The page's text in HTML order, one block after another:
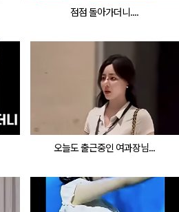
점점 돌아가더니....
오늘도 출근중인 여과장님...